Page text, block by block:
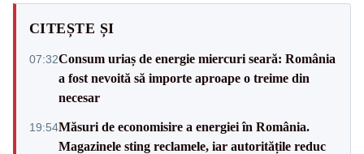
CITEȘTE ȘI
07:32Consum uriaș de energie miercuri seară: România
a fost nevoită să importe aproape o treime din
necesar
19:54Măsuri de economisire a energiei în România.
Magazinele sting reclamele, iar autoritățile reduc